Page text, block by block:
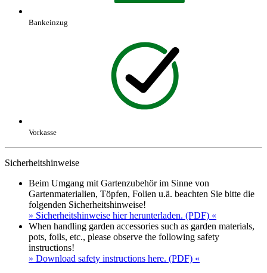
Bankeinzug
Vorkasse
Sicherheitshinweise
Beim Umgang mit Gartenzubehör im Sinne von
Gartenmaterialien, Töpfen, Folien u.ä. beachten Sie bitte die
folgenden Sicherheitshinweise!
» Sicherheitshinweise hier herunterladen. (PDF) «
When handling garden accessories such as garden materials,
pots, foils, etc., please observe the following safety
instructions!
» Download safety instructions here. (PDF) «